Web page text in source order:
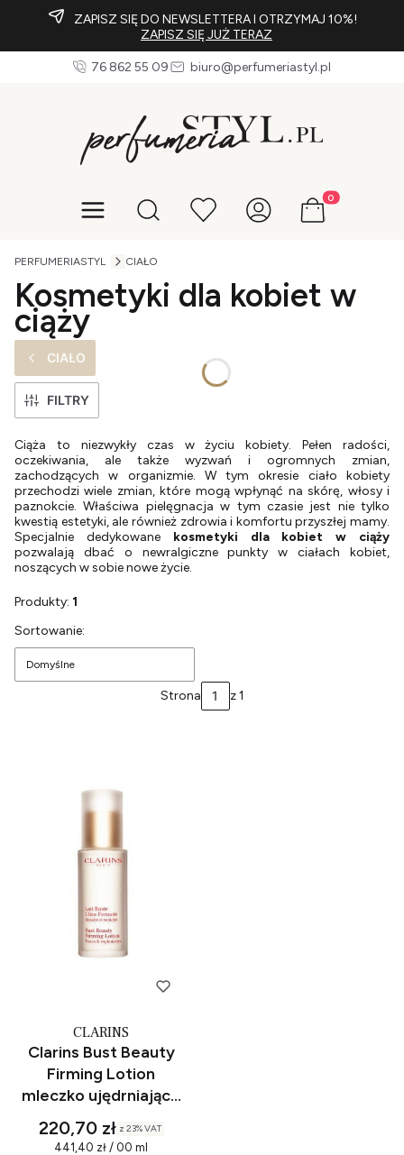
ZAPISZ SIĘ DO NEWSLETTERA I OTRZYMAJ 10%!
ZAPISZ SIĘ JUŻ TERAZ
76 862 55 09 biuro@perfumeriastyl.pl
Otwórz wyszukiwarkę Produkty w
PERFUMERIASTYL CIAŁO
Kosmetyki dla kobiet w
ciąży
CIAŁO
FILTRY
Ciąża to niezwykły czas w życiu kobiety. Pełen radości,
oczekiwania, ale także wyzwań i ogromnych zmian,
zachodzących w organizmie. W tym okresie ciało kobiety
przechodzi wiele zmian, które mogą wpłynąć na skórę, włosy i
paznokcie. Właściwa pielęgnacja w tym czasie jest nie tylko
kwestią estetyki, ale również zdrowia i komfortu przyszłej mamy.
Specjalnie dedykowane kosmetyki dla kobiet w ciąży
pozwalają dbać o newralgiczne punkty w ciałach kobiet,
noszących w sobie nowe życie.
Produkty: 1
Lista produktów
Sortowanie:
Domyślne
Strona z 1
CLARINS
Clarins Bust Beauty
Firming Lotion
mleczko ujędrniające
do biustu 50 ml
220,70 zł z 23%VAT
441,40 zł / 00 ml